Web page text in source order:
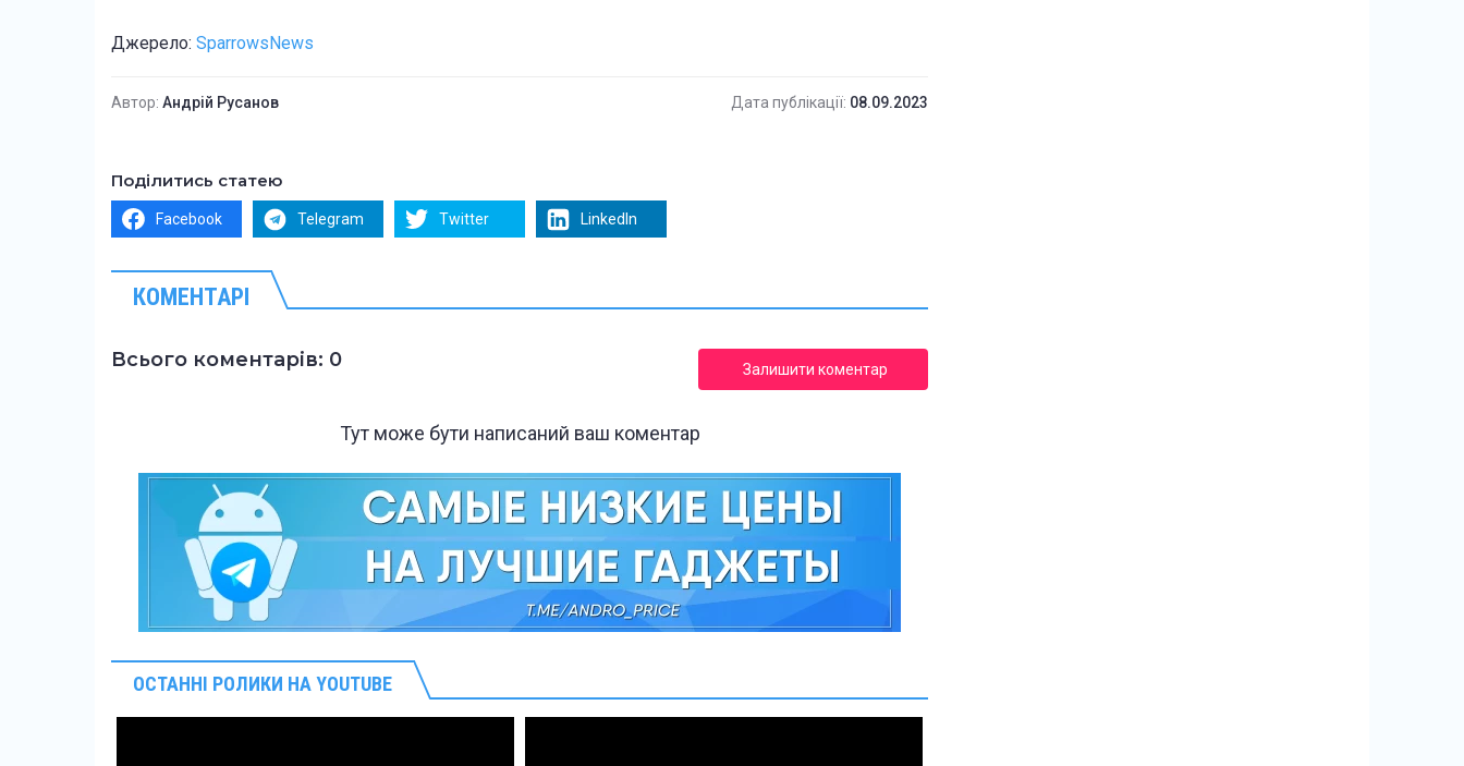
Джерело: SparrowsNews
Автор: Андрій Русанов Дата публікації: 08.09.2023
Поділитись статею
Facebook Telegram Twitter LinkedIn
КОМЕНТАРІ
Всього коментарів: 0 Залишити коментар
Тут може бути написаний ваш коментар
ОСТАННІ РОЛИКИ НА YOUTUBE